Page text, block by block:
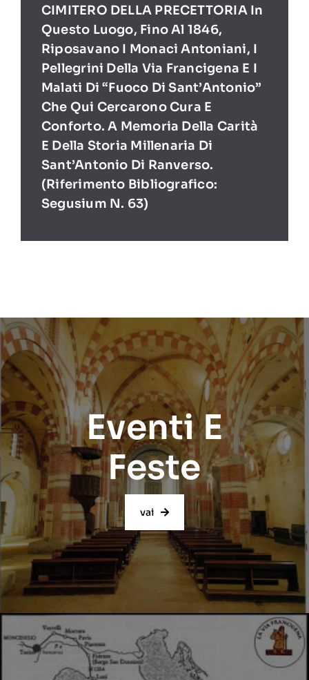
CIMITERO DELLA PRECETTORIA In
Questo Luogo, Fino Al 1846,
Riposavano I Monaci Antoniani, I
Pellegrini Della Via Francigena E I
Malati Di “Fuoco Di Sant’Antonio”
Che Qui Cercarono Cura E
Conforto. A Memoria Della Carità
E Della Storia Millenaria Di
Sant’Antonio Di Ranverso.
(Riferimento Bibliografico:
Segusium N. 63)
Eventi E
Feste
vai